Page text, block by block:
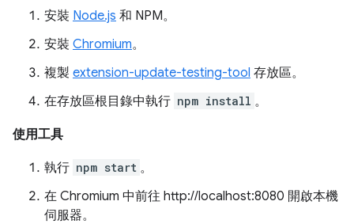
安裝 Node.js 和 NPM。
安裝 Chromium。
複製 extension-update-testing-tool 存放區。
在存放區根目錄中執行 npm install 。
使用工具
執行 npm start 。
在 Chromium 中前往 http://localhost:8080 開啟本機
伺服器。